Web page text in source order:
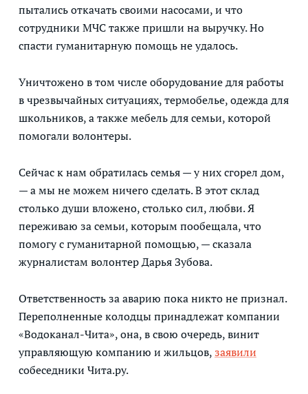
пытались откачать своими насосами, и что
сотрудники МЧС также пришли на выручку. Но
спасти гуманитарную помощь не удалось.
Уничтожено в том числе оборудование для работы
в чрезвычайных ситуациях, термобелье, одежда для
школьников, а также мебель для семьи, которой
помогали волонтеры.
Сейчас к нам обратилась семья — у них сгорел дом,
— а мы не можем ничего сделать. В этот склад
столько души вложено, столько сил, любви. Я
переживаю за семьи, которым пообещала, что
помогу с гуманитарной помощью, — сказала
журналистам волонтер Дарья Зубова.
Ответственность за аварию пока никто не признал.
Переполненные колодцы принадлежат компании
«Водоканал-Чита», она, в свою очередь, винит
управляющую компанию и жильцов,заявили
собеседники Чита.ру.